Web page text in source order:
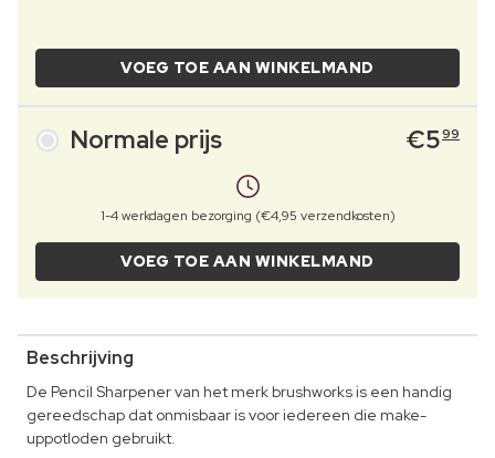
VOEG TOE AAN WINKELMAND
Normale prijs €599
1-4 werkdagen bezorging (€4,95 verzendkosten)
VOEG TOE AAN WINKELMAND
Beschrijving
De Pencil Sharpener van het merk brushworks is een handig
gereedschap dat onmisbaar is voor iedereen die make-
uppotloden gebruikt.